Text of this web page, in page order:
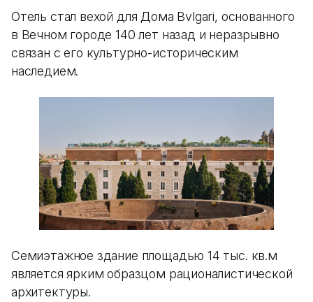
Отель стал вехой для Дома Bvlgari, основанного
в Вечном городе 140 лет назад и неразрывно
связан с его культурно-историческим
наследием.
Семиэтажное здание площадью 14 тыс. кв.м
является ярким образцом рационалистической
архитектуры.